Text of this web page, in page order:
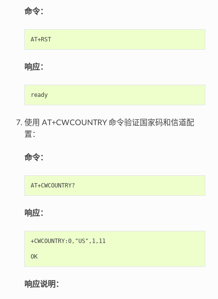
命令：
AT+RST
响应：
ready
使用 AT+CWCOUNTRY 命令验证国家码和信道配
置：
命令：
响应：
+CWCOUNTRY:0,"US",1,11
OK
响应说明：